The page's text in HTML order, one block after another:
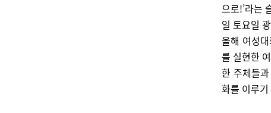
으로!’라는
일 토요일
올해 여성
를 실현한
한 주체들
화를 이루